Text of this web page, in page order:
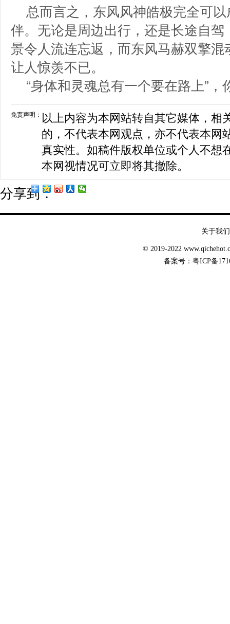
总而言之，东风风神皓极完全可
伴。无论是周边出行，还是长途自
景令人流连忘返，而东风马赫双擎
让人惊羡不已。
“身体和灵魂总有一个要在路上”
免责声明： 以上内容为本网站转自其它媒体，相
的，不代表本网观点，亦不代表本网
真实性。如稿件版权单位或个人不想
本网视情况可立即将其撤除。
分享到：
关于我们
© 2019-2022
备案号： 粤ICP备